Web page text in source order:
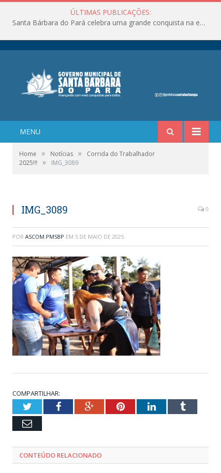
ÚLTIMAS PUBLICAÇÕES:
Santa Bárbara do Pará celebra uma grande conquista na educação!
MENU
Home » Notícias »
Corrida do Trabalhador
2025!!!
» IMG_3089
IMG_3089 0
POR ASCOM.PMSBP EM 5 DE MAIO DE 2025
COMPARTILHAR:
TwitterFacebookGoogle+PinterestLinkedInTumblr
Email
CONTEÚDO RELACIONADO